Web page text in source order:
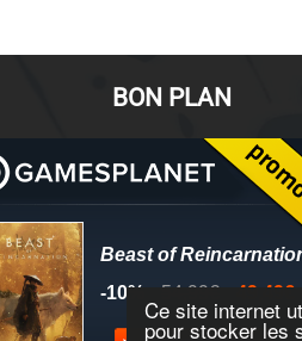
Ce site internet
pour stocker les
BON PLAN